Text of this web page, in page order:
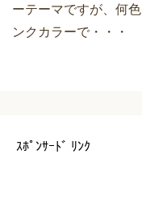
ーテーマですが、何
ンクカラーで・・・
ｽﾎﾟﾝｻｰﾄﾞ ﾘﾝｸ